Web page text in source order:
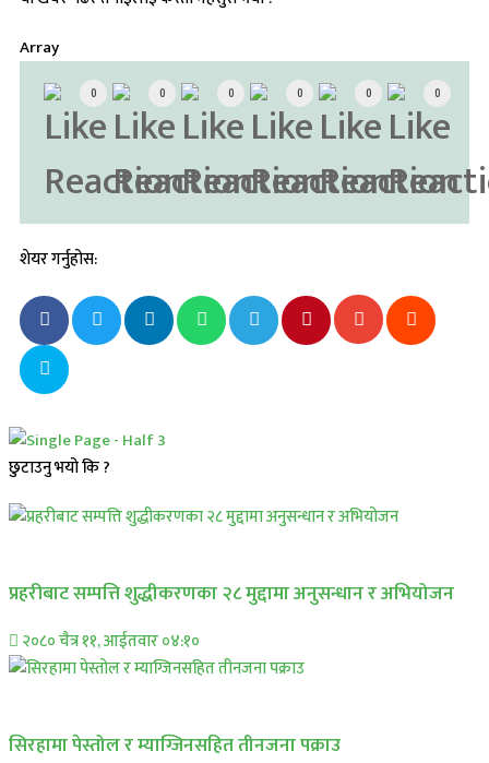
Array
0 0 0 0 0 0
शेयर गर्नुहोस:
छुटाउनु भयो कि ?
प्रहरीबाट सम्पत्ति शुद्धीकरणका २८ मुद्दामा अनुसन्धान र अभियोजन
२०८० चैत्र ११, आईतवार ०४:१०
सिरहामा पेस्तोल र म्याग्जिनसहित तीनजना पक्राउ